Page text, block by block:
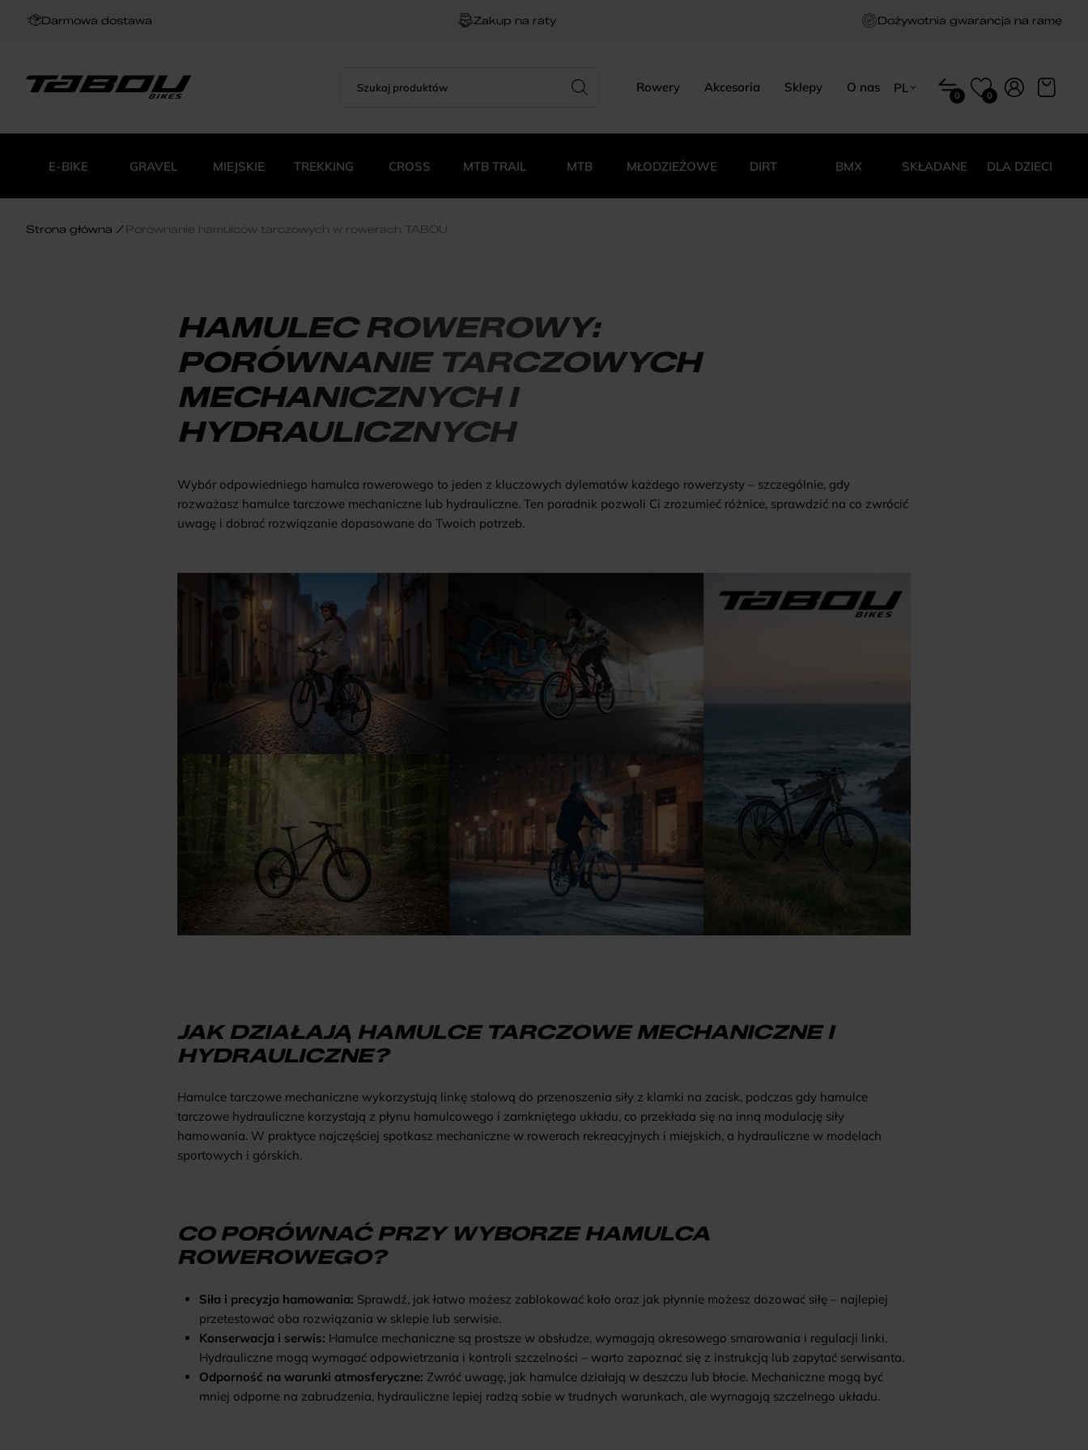
Darmowa dostawa Zakup na raty Dożywotnia gwarancja na ramę
produktów
Rowery Akcesoria Sklepy O nas
PL
0 0
E-BIKE GRAVEL MIEJSKIE TREKKING CROSS MTB TRAIL MTB MŁODZIEŻOWE DIRT BMX SKŁADANE DLA DZIECI
Strona główna Porównanie hamulców tarczowych w rowerach TABOU
HAMULEC ROWEROWY:
PORÓWNANIE TARCZOWYCH
MECHANICZNYCH I
HYDRAULICZNYCH
Wybór odpowiedniego hamulca rowerowego to jeden z kluczowych dylematów każdego rowerzysty – szczególnie, gdy
rozważasz hamulce tarczowe mechaniczne lub hydrauliczne. Ten poradnik pozwoli Ci zrozumieć różnice, sprawdzić na co zwrócić
uwagę i dobrać rozwiązanie dopasowane do Twoich potrzeb.
JAK DZIAŁAJĄ HAMULCE TARCZOWE MECHANICZNE I
HYDRAULICZNE?
Hamulce tarczowe mechaniczne wykorzystują linkę stalową do przenoszenia siły z klamki na zacisk, podczas gdy hamulce
tarczowe hydrauliczne korzystają z płynu hamulcowego i zamkniętego układu, co przekłada się na inną modulację siły
hamowania. W praktyce najczęściej spotkasz mechaniczne w rowerach rekreacyjnych i miejskich, a hydrauliczne w modelach
sportowych i górskich.
CO PORÓWNAĆ PRZY WYBORZE HAMULCA
ROWEROWEGO?
Siła i precyzja hamowania: Sprawdź, jak łatwo możesz zablokować koło oraz jak płynnie możesz dozować siłę – najlepiej
przetestować oba rozwiązania w sklepie lub serwisie.
Konserwacja i serwis: Hamulce mechaniczne są prostsze w obsłudze, wymagają okresowego smarowania i regulacji linki.
Hydrauliczne mogą wymagać odpowietrzania i kontroli szczelności – warto zapoznać się z instrukcją lub zapytać serwisanta.
Odporność na warunki atmosferyczne: Zwróć uwagę, jak hamulce działają w deszczu lub błocie. Mechaniczne mogą być
mniej odporne na zabrudzenia, hydrauliczne lepiej radzą sobie w trudnych warunkach, ale wymagają szczelnego układu.